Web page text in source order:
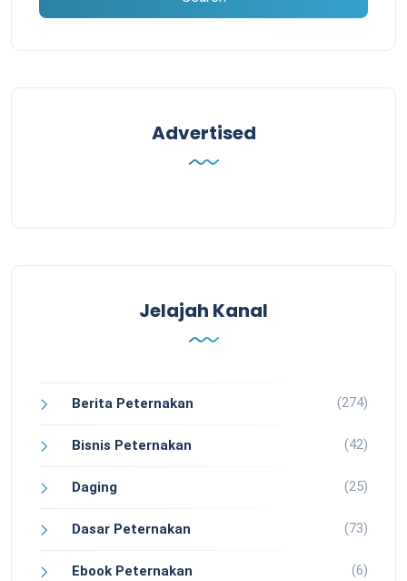
Advertised
Jelajah Kanal
Berita Peternakan (274)
Bisnis Peternakan (42)
Daging (25)
Dasar Peternakan (73)
Ebook Peternakan (6)